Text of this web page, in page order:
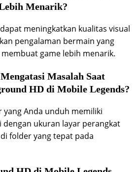
Menarik?
meningkatkan kualitas visual
pengalaman bermain yang
game lebih menarik.
Masalah Saat
HD di Mobile Legends?
yang Anda unduh memiliki
dengan ukuran layar perangkat
folder yang tepat pada